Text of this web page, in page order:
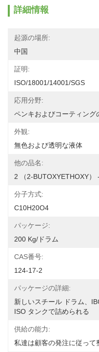
詳細情報
起源の場所:
中国
証明:
ISO/18001/14001/SGS
応用分野:
ペンキおよびコーティング
外観:
無色および透明な液体
他の品名:
2 （2-BUTOXYETHOXY）
分子方式:
C10H20O4
パッケージ:
200 Kg/ドラム
CAS番号:
124-17-2
パッケージの詳細:
新しいスチール ドラム、
ISO タンクで詰められる
供給の能力:
私達は顧客の発注に従って